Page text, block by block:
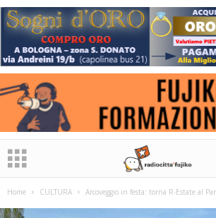
Home CULTURA Arcoveggio in festa: torna R-Estate al